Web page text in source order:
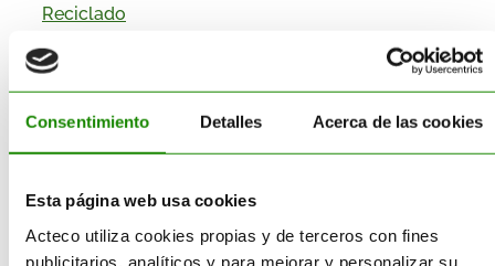
Consentimiento Detalles Acerca de las cookies
Esta página web usa cookies
Acteco utiliza cookies propias y de terceros con fines
publicitarios, analíticos y para mejorar y personalizar su
Reciclado
Transporte
Suministro
Sectores
Categorías